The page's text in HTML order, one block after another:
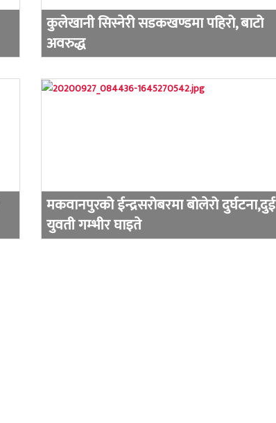
कुलेखानी सिस्नेरी सडकखण्डमा पहिरो, बाटो
अवरुद्ध
मकवानपुरको ईन्द्रसरोबरमा बोलेरो दुर्घटना,दुई
युवती गम्भीर घाइते